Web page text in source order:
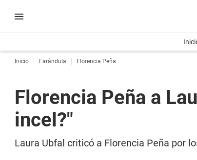
Inicio Farándula Florencia Peña
Florencia Peña a
incel?"
Laura Ubfal criticó a Florencia Peña por